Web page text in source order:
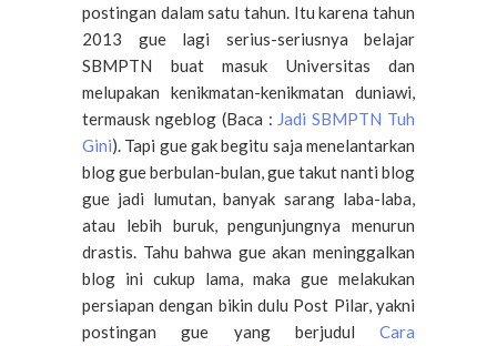
postingan dalam satu tahun. Itu karena tahun
2013 gue lagi serius-seriusnya belajar
SBMPTN buat masuk Universitas dan
melupakan kenikmatan-kenikmatan duniawi,
termausk ngeblog (Baca : Jadi SBMPTN Tuh
Gini). Tapi gue gak begitu saja menelantarkan
blog gue berbulan-bulan, gue takut nanti blog
gue jadi lumutan, banyak sarang laba-laba,
atau lebih buruk, pengunjungnya menurun
drastis. Tahu bahwa gueakan meninggalkan
blog ini cukup lama, maka gue melakukan
persiapandengan bikin dulu Post Pilar,yakni
postingan gue yang berjudul
Cara